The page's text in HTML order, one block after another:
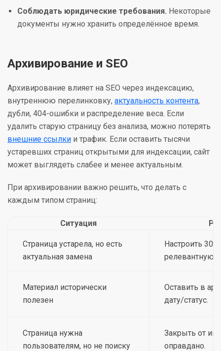
Соблюдать юридические требования. Некоторые
документы нужно хранить определённое время.
Архивирование и SEO
Архивирование влияет на SEO через индексацию,
внутреннюю перелинковку, актуальность контента,
дубли, 404-ошибки и распределение веса. Если
удалить старую страницу без анализа, можно потерять
внешние ссылки и трафик. Если оставить тысячи
устаревших страниц открытыми для индексации, сайт
может выглядеть слабее и менее актуальным.
При архивировании важно решить, что делать с
каждым типом страниц:
Ситуация
Страница устарела, но есть
актуальная замена
Настроить 301
релевантную
Материал исторически
полезен
Оставить в
дату/статус.
Страница нужна
пользователям, но не поиску
Закрыть от
оправдано.